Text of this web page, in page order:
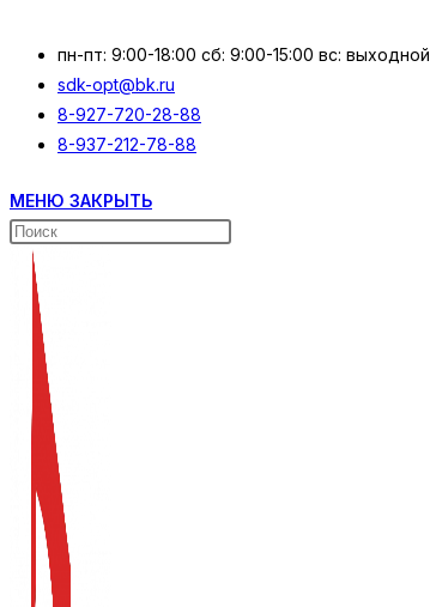
содержимому
пн-пт: 9:00-18:00 сб: 9:00-15:00 вс: выходной
sdk-opt@bk.ru
8-927-720-28-88
8-937-212-78-88
МЕНЮ ЗАКРЫТЬ
Поиск
сайте